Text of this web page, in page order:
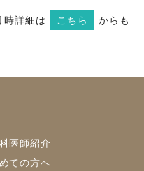
時詳細は こちら
からも
医師紹介
ての方へ